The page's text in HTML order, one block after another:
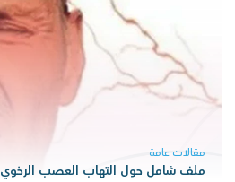
مقالات عامة
ملف شامل حول التهاب العصب الرخوي